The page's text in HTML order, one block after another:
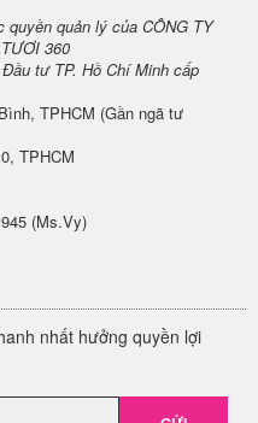
quyền quản lý của CÔNG TY
360
tư TP. Hồ Chí Minh cấp
TPHCM (Gần ngã tư
TPHCM
(Ms.Vy)
nhất hưởng quyền lợi